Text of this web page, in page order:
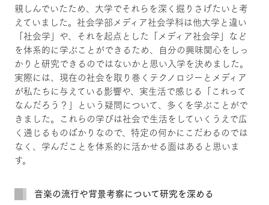
親しんでいたため、大学でそれらを深く掘りさげたいと考
えていました。社会学部メディア社会学科は他大学と違い
「社会学」や、それを起点とした「メディア社会学」など
を体系的に学ぶことができるため、自分の興味関心をしっ
かりと研究できるのではないかと思い入学を決めました。
実際には、現在の社会を取り巻くテクノロジーとメディア
が私たちに与えている影響や、実生活で感じる「これって
なんだろう？」という疑問について、多くを学ぶことがで
きました。これらの学びは社会で生活をしていくうえで広
く通じるものばかりなので、特定の何かにこだわるのでは
なく、学んだことを体系的に活かせる面はあると思いま
す。
音楽の流行や背景考察について研究を深める